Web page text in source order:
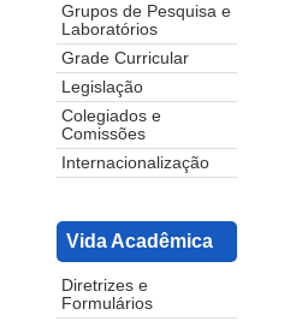
Grupos de Pesquisa e
Laboratórios
Grade Curricular
Legislação
Colegiados e
Comissões
Internacionalização
Vida Acadêmica
Diretrizes e
Formulários